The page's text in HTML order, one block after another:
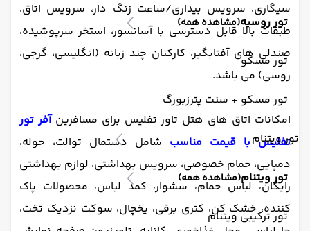
تور روسیه(مشاهده همه)
تور مسکو
تور مسکو + سنت پترزبورگ
تور ویتنام
تور ویتنام(مشاهده همه)
تور ترکیبی ویتنام
سیگاری، سرویس بیداری/ساعت زنگ دار، سرویس اتاق،
طبقات بالا قابل دسترسی با آسانسور، استخر سرپوشیده،
صندلی های آفتابگیر، کارکنان چند زبانه (انگلیسی، گرجی،
روسی) می باشد.
امکانات اتاق های هتل تاور تفلیس برای مسافرینآفر تور
تفلیس با قیمت مناسب شامل دستمال توالت، حوله،
دمپایی، حمام خصوصی، سرویس بهداشتی، لوازم بهداشتی
رایگان، لباس حمام، سشوار، کمد لباس، محصولات پاک
کننده، خشک کن، کتری برقی، یخچال، سوکت نزدیک تخت،